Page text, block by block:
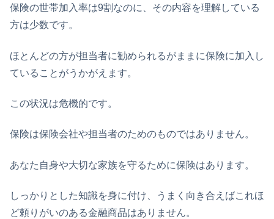
保険の世帯加入率は9割なのに、その内容を理解している
方は少数です。
ほとんどの方が担当者に勧められるがままに保険に加入し
ていることがうかがえます。
この状況は危機的です。
保険は保険会社や担当者のためのものではありません。
あなた自身や大切な家族を守るために保険はあります。
しっかりとした知識を身に付け、うまく向き合えばこれほ
ど頼りがいのある金融商品はありません。